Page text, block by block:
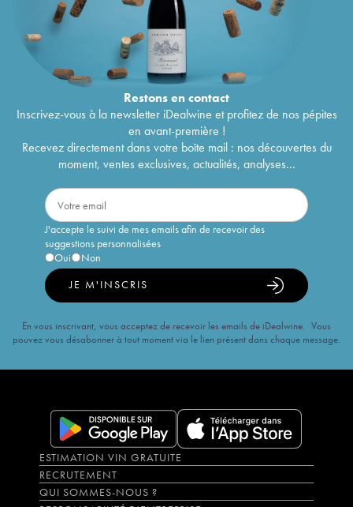
Restons encontact
Inscrivez-vous à la newsletter iDealwine et profitez de nos pépites
en avant-première !
Recevez directement dans votre boîte mail : nos découvertes du
moment, ventes exclusives, actualités, analyses...
J'accepte le suivi de mes emails afin de recevoir des
suggestions personnalisées
Oui
Non
JE M'INSCRIS
En vous inscrivant, vous acceptez de recevoir les emails de iDealwine. Vous
pouvez vous désabonner à tout moment via le lien présent dans chaque message.
ESTIMATION VIN GRATUITE
RECRUTEMENT
QUI SOMMES-NOUS ?